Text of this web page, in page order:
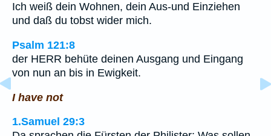
Ich weiß dein Wohnen, dein Aus-und Einziehen
und daß du tobst wider mich.
Psalm 121:8
der HERR behüte deinen Ausgang und Eingang
von nun an bis in Ewigkeit.
I have not
1.Samuel 29:3